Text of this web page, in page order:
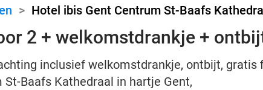
> Hotel ibis Gent Centrum St-Baafs
2 + welkomstdrankje +
inclusief welkomstdrankje, ontbijt,
Baafs Kathedraal in hartje Gent,